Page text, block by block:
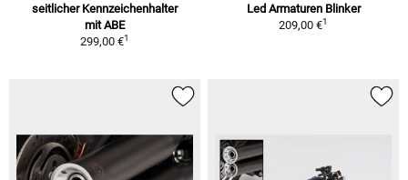
seitlicher Kennzeichenhalter
mit ABE
299,00 €1
Led Armaturen Blinker
209,00 €1